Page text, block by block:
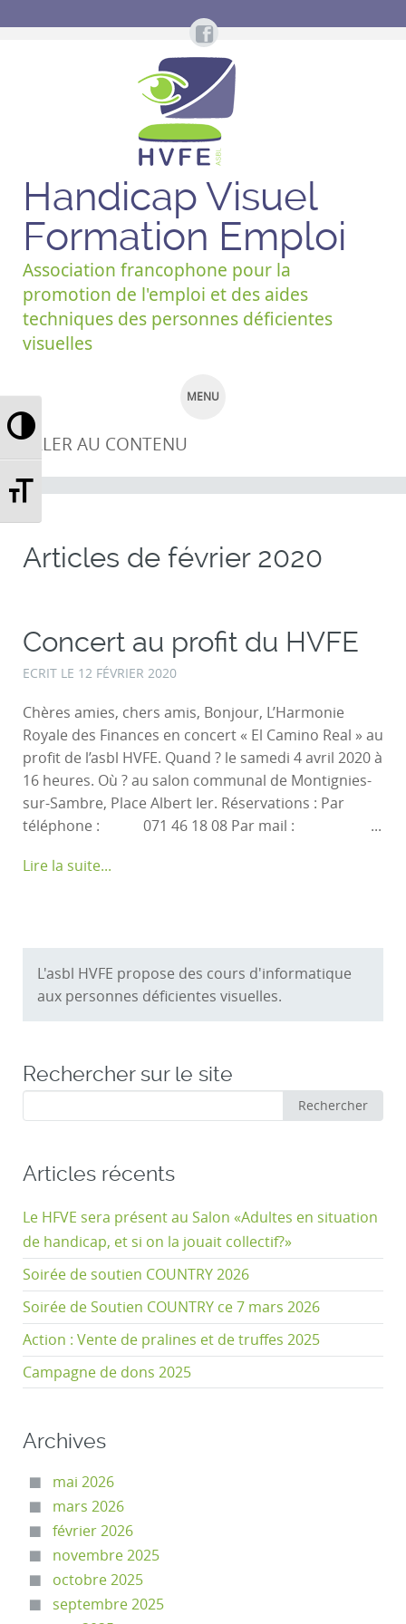
Passer en contraste élevé
Changer la taille de la police
Handicap Visuel
Formation Emploi
Association francophone pour la
promotion de l'emploi et des aides
techniques des personnes déficientes
visuelles
MENU
ALLER AU CONTENU
Articles de février 2020
Concert au profit du HVFE
ECRIT LE 12 FÉVRIER 2020
Chères amies, chers amis, Bonjour, L’Harmonie
Royale des Finances en concert « El Camino Real » au
profit de l’asbl HVFE. Quand ? le samedi 4 avril 2020 à
16 heures. Où ? au salon communal de Montignies-
sur-Sambre, Place Albert Ier. Réservations : Par
téléphone : 071 46 18 08 Par mail : ...
Lire la suite...
L'asbl HVFE propose des cours d'informatique
aux personnes déficientes visuelles.
Rechercher sur le site
:
Rechercher
Articles récents
Le HFVE sera présent au Salon «Adultes en situation
de handicap, et si on la jouait collectif?»
Soirée de soutien COUNTRY 2026
Soirée de Soutien COUNTRY ce 7 mars 2026
Action : Vente de pralines et de truffes 2025
Campagne de dons 2025
Archives
mai 2026
mars 2026
février 2026
novembre 2025
octobre 2025
septembre 2025